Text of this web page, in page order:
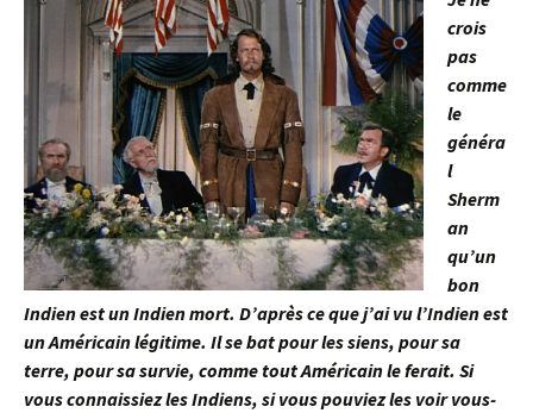
crois
pas
comme
le
généra
l
Sherm
an
qu’un
bon
Indien est un Indien mort. D’après ce que j’ai vu l’Indien est
un Américain légitime. Il se bat pour les siens, pour sa
terre, pour sa survie, comme tout Américain le ferait. Si
vous connaissiez les Indiens, si vous pouviez les voir vous-